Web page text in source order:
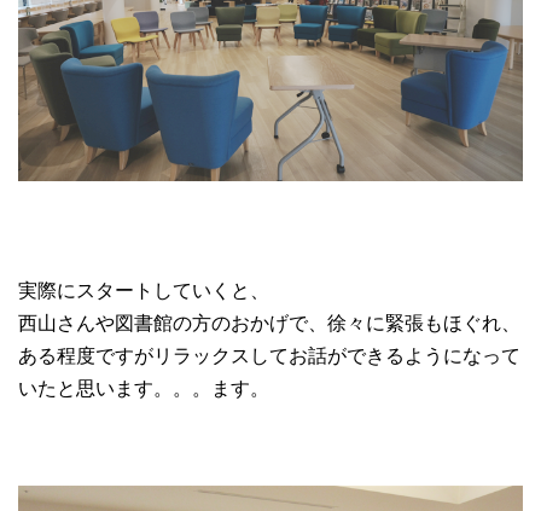
実際にスタートしていくと、
西山さんや図書館の方のおかげで、徐々に緊張もほぐれ、
ある程度ですがリラックスしてお話ができるようになって
いたと思います。。。ます。